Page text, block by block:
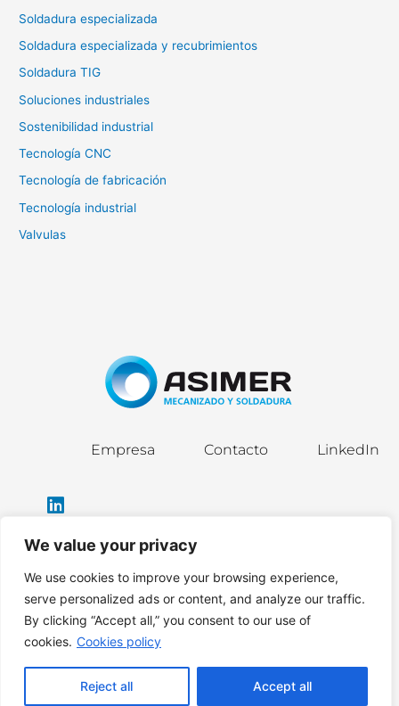
We value your privacy
We use cookies to improve your browsing experience,
serve personalized ads or content, and analyze our traffic.
By clicking “Accept all,” you consent to our use of
cookies. Cookies policy
Reject all Accept all
Soldadura especializada
Soldadura especializada y recubrimientos
Soldadura TIG
Soluciones industriales
Sostenibilidad industrial
Tecnología CNC
Tecnología de fabricación
Tecnología industrial
Valvulas
Empresa Contacto LinkedIn
info@asimergroup.com
Política de privacidad